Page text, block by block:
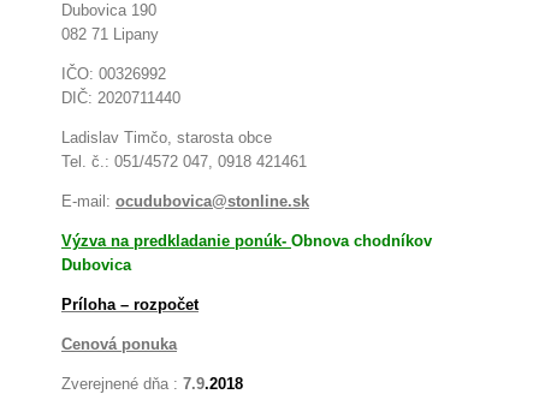
Dubovica 190
082 71 Lipany
IČO: 00326992
DIČ: 2020711440
Ladislav Timčo, starosta obce
Tel. č.: 051/4572 047, 0918 421461
E-mail: ocudubovica@stonline.sk
Výzva na predkladanie ponúk- Obnova chodníkov
Dubovica
Príloha – rozpočet
Cenová ponuka
Zverejnené dňa : 7.9.2018